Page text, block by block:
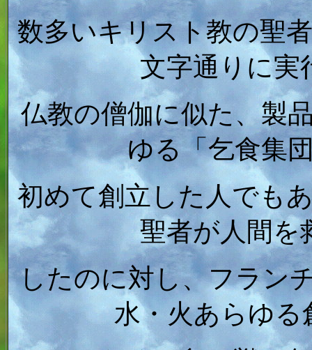
数多いキリスト教の聖
文字通りに実
仏教の僧伽に似た、製
ゆる「乞食集
初めて創立した人でも
聖者が人間を
したのに対し、フラン
水・火あらゆる